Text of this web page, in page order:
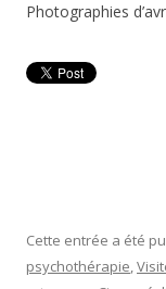
Photographies
Cette entrée a été
psychothérapie,